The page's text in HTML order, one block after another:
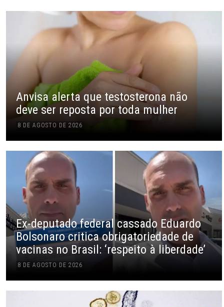
Anvisa alerta que testosterona não
deve ser reposta por toda mulher
8 DE AGOSTO DE 2026
Ex-deputado federal cassado Eduardo
Bolsonaro critica obrigatoriedade de
vacinas no Brasil: ‘respeito à liberdade’
8 DE AGOSTO DE 2026